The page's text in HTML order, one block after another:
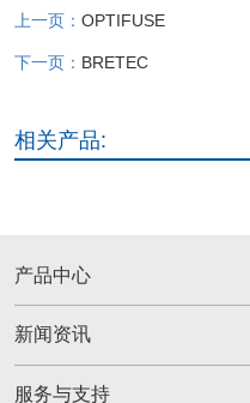
上一页： OPTIFUSE
下一页： BRETEC
相关产品:
产品中心
新闻资讯
服务与支持